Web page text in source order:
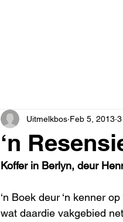
‘n
Uitmelkbos Feb 5, 2013
Koffer in Berlyn, deur
‘n Boek deur ‘n kenner
wat daardie vakgebied